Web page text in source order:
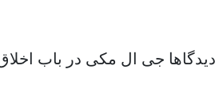
جی ال مکی در باب